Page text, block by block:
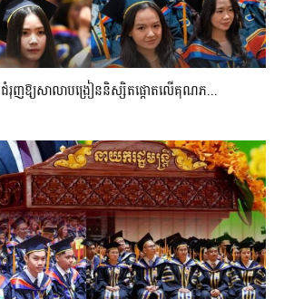
រុញឱ្យសាលាបង្រៀននិស្សិតផ្តោតលើគុណភ...